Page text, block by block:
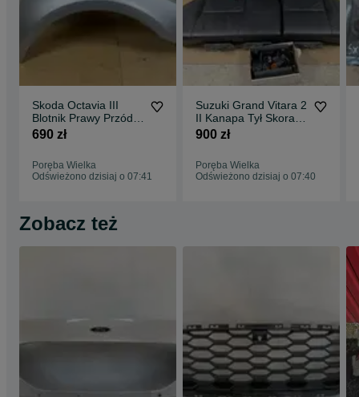
Skoda Octavia III
Blotnik Prawy Przód
Kolor LA7W
690 zł
Poręba Wielka
Odświeżono dzisiaj o 07:41
Suzuki Grand Vitara 2
II Kanapa Tył Skora
Pasy Zaślepki
900 zł
Poręba Wielka
Odświeżono dzisiaj o 07:40
Zobacz też